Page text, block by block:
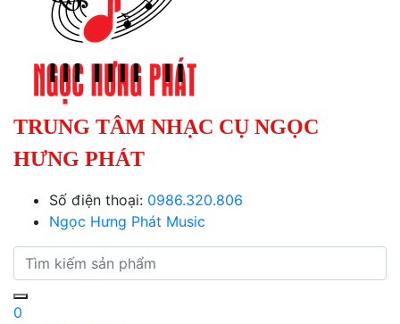
TRUNG TÂM NHẠC CỤ NGỌC
HƯNG PHÁT
Số điện thoại: 0986.320.806
Ngọc Hưng Phát Music
0